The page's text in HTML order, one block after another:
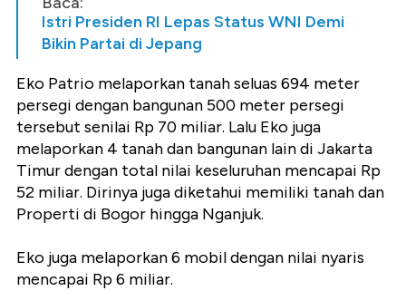
Istri Presiden RI Lepas Status WNI Demi
Bikin Partai di Jepang
Eko Patrio melaporkan tanah seluas 694 meter
persegi dengan bangunan 500 meter persegi
tersebut senilai Rp 70 miliar. Lalu Eko juga
melaporkan 4 tanah dan bangunan lain di Jakarta
Timur dengan total nilai keseluruhan mencapai Rp
52 miliar. Dirinya juga diketahui memiliki tanah dan
Properti di Bogor hingga Nganjuk.
Eko juga melaporkan 6 mobil dengan nilai nyaris
mencapai Rp 6 miliar.